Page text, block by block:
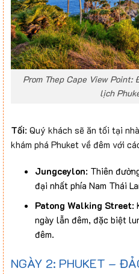
Prom Thep Cape View Point:
lịch
Tối: Quý khách sẽ ăn tối tại
khám phá Phuket về đêm với
Jungceylon: Thiên
đại nhất phía Nam Thái
Patong Walking Street:
ngày lẫn đêm, đặc biệt
đêm.
NGÀY 2: PHUKET –